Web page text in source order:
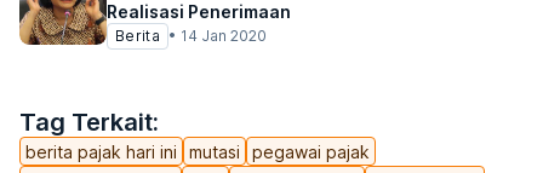
Tag Terkait:
berita pajak hari ini mutasi
pegawai pajak
Realisasi Penerimaan
Berita • 14 Jan 2020